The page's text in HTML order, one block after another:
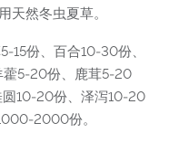
天然冬虫夏草。
份、百合10‑30份、
5‑20份、鹿茸5‑20
10‑20份、泽泻10‑20
份。